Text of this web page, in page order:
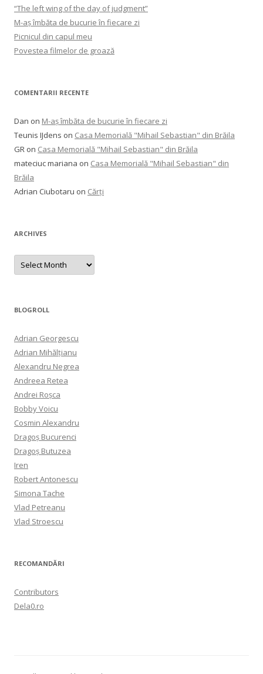
“The left wing of the day of judgment”
M-aș îmbăta de bucurie în fiecare zi
Picnicul din capul meu
Povestea filmelor de groază
COMENTARII RECENTE
Dan on M-aș îmbăta de bucurie în fiecare zi
Teunis IJdens on Casa Memorială "Mihail Sebastian" din Brăila
GR on Casa Memorială "Mihail Sebastian" din Brăila
mateciuc mariana on Casa Memorială "Mihail Sebastian" din
Brăila
Adrian Ciubotaru on Cărți
ARCHIVES
Archives
BLOGROLL
Adrian Georgescu
Adrian Mihălțianu
Alexandru Negrea
Andreea Retea
Andrei Roșca
Bobby Voicu
Cosmin Alexandru
Dragoș Bucurenci
Dragoș Butuzea
Iren
Robert Antonescu
Simona Tache
Vlad Petreanu
Vlad Stroescu
RECOMANDĂRI
Contributors
Dela0.ro